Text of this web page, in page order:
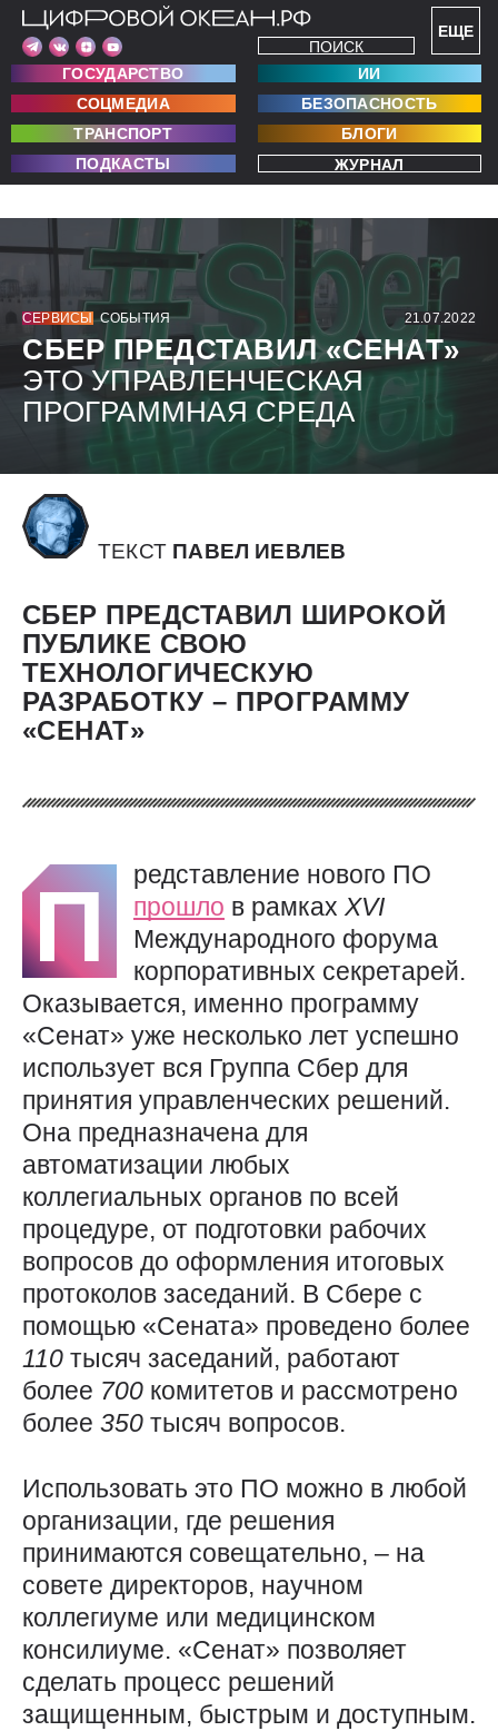
ЕЩЕ
ПОИСК
ГОСУДАРСТВО
ИИ
СОЦМЕДИА
БЕЗОПАСНОСТЬ
ТРАНСПОРТ
БЛОГИ
ПОДКАСТЫ
ЖУРНАЛ
СЕРВИСЫ СОБЫТИЯ 21.07.2022
СБЕР ПРЕДСТАВИЛ «СЕНАТ»
ЭТО УПРАВЛЕНЧЕСКАЯ
ПРОГРАММНАЯ СРЕДА
ТЕКСТ ПАВЕЛ ИЕВЛЕВ
СБЕР ПРЕДСТАВИЛ ШИРОКОЙ
ПУБЛИКЕ СВОЮ
ТЕХНОЛОГИЧЕСКУЮ
РАЗРАБОТКУ – ПРОГРАММУ
«СЕНАТ»
П
редставление нового ПО
прошло в рамках XVI
Международного форума
корпоративных секретарей.
Оказывается, именно программу
«Сенат» уже несколько лет успешно
использует вся Группа Сбер для
принятия управленческих решений.
Она предназначена для
автоматизации любых
коллегиальных органов по всей
процедуре, от подготовки рабочих
вопросов до оформления итоговых
протоколов заседаний. В Сбере с
помощью «Сената» проведено более
110 тысяч заседаний, работают
более 700 комитетов и рассмотрено
более 350 тысяч вопросов.
Использовать это ПО можно в любой
организации, где решения
принимаются совещательно, – на
совете директоров, научном
коллегиуме или медицинском
консилиуме. «Сенат» позволяет
сделать процесс решений
защищенным, быстрым и доступным.